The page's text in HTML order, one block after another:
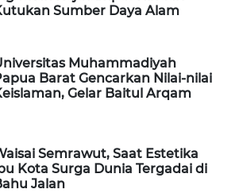
Sumber Daya Alam
Muhammadiyah
Barat Gencarkan Nilai-nilai
Gelar Baitul Arqam
Semrawut, Saat Estetika
Kota Surga Dunia Tergadai di
Jalan